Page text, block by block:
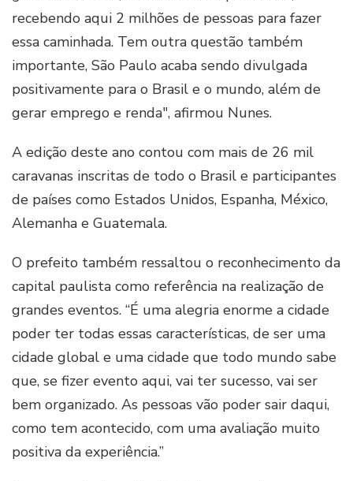
recebendo aqui 2 milhões de pessoas para fazer
essa caminhada. Tem outra questão também
importante, São Paulo acaba sendo divulgada
positivamente para o Brasil e o mundo, além de
gerar emprego e renda", afirmou Nunes.
A edição deste ano contou com mais de 26 mil
caravanas inscritas de todo o Brasil e participantes
de países como Estados Unidos, Espanha, México,
Alemanha e Guatemala.
O prefeito também ressaltou o reconhecimento da
capital paulista como referência na realização de
grandes eventos. “É uma alegria enorme a cidade
poder ter todas essas características, de ser uma
cidade global e uma cidade que todo mundo sabe
que, se fizer evento aqui, vai ter sucesso, vai ser
bem organizado. As pessoas vão poder sair daqui,
como tem acontecido, com uma avaliação muito
positiva da experiência.”